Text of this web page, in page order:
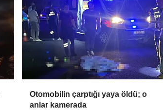
Otomobilin çarptığı yaya öldü; o
anlar kamerada